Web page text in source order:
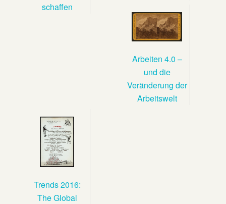
schaffen
Arbeiten 4.0 –
und die
Veränderung der
Arbeitswelt
Trends 2016:
The Global